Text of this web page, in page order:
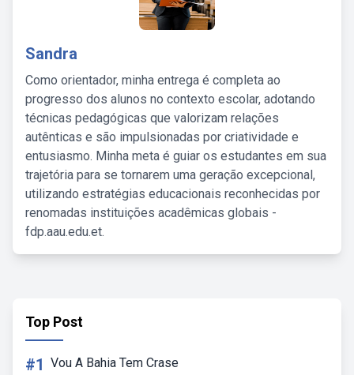
Sandra
Como orientador, minha entrega é completa ao
progresso dos alunos no contexto escolar, adotando
técnicas pedagógicas que valorizam relações
autênticas e são impulsionadas por criatividade e
entusiasmo. Minha meta é guiar os estudantes em sua
trajetória para se tornarem uma geração excepcional,
utilizando estratégias educacionais reconhecidas por
renomadas instituições acadêmicas globais -
fdp.aau.edu.et.
Top Post
#1 Vou A Bahia Tem Crase